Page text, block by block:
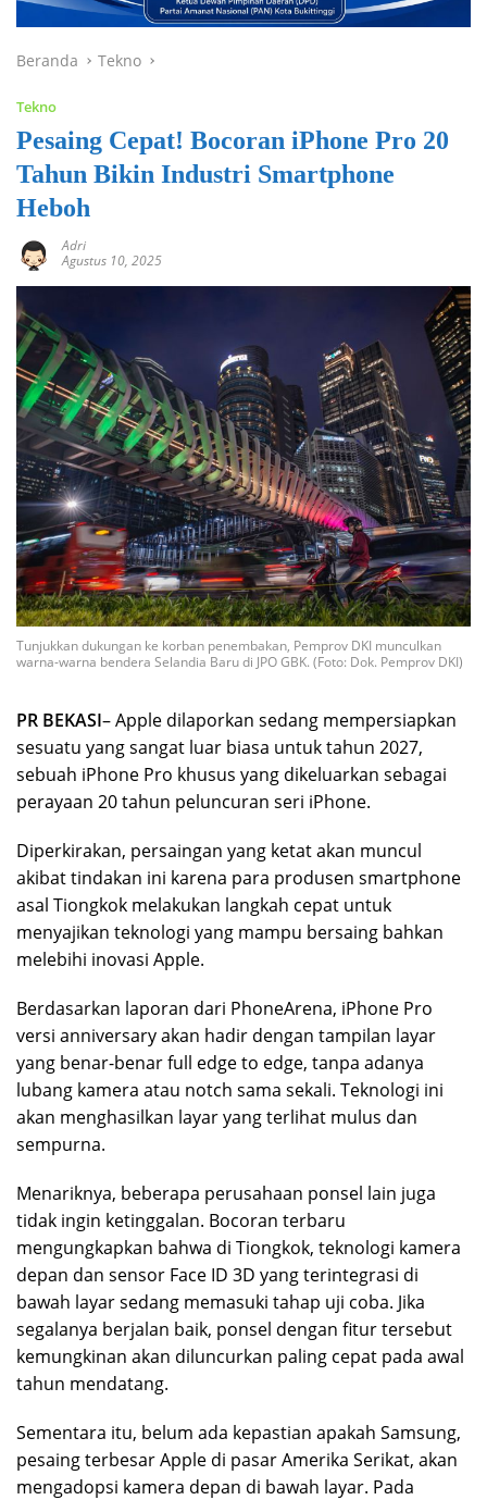
Beranda Tekno
Tekno
Pesaing Cepat! Bocoran iPhone Pro 20
Tahun Bikin Industri Smartphone
Heboh
Adri
Agustus 10, 2025
Tunjukkan dukungan ke korban penembakan, Pemprov DKI munculkan
warna-warna bendera Selandia Baru di JPO GBK. (Foto: Dok. Pemprov DKI)
PR BEKASI– Apple dilaporkan sedang mempersiapkan
sesuatu yang sangat luar biasa untuk tahun 2027,
sebuah iPhone Pro khusus yang dikeluarkan sebagai
perayaan 20 tahun peluncuran seri iPhone.
Diperkirakan, persaingan yang ketat akan muncul
akibat tindakan ini karena para produsen smartphone
asal Tiongkok melakukan langkah cepat untuk
menyajikan teknologi yang mampu bersaing bahkan
melebihi inovasi Apple.
Berdasarkan laporan dari PhoneArena, iPhone Pro
versi anniversary akan hadir dengan tampilan layar
yang benar-benar full edge to edge, tanpa adanya
lubang kamera atau notch sama sekali. Teknologi ini
akan menghasilkan layar yang terlihat mulus dan
sempurna.
Menariknya, beberapa perusahaan ponsel lain juga
tidak ingin ketinggalan. Bocoran terbaru
mengungkapkan bahwa di Tiongkok, teknologi kamera
depan dan sensor Face ID 3D yang terintegrasi di
bawah layar sedang memasuki tahap uji coba. Jika
segalanya berjalan baik, ponsel dengan fitur tersebut
kemungkinan akan diluncurkan paling cepat pada awal
tahun mendatang.
Sementara itu, belum ada kepastian apakah Samsung,
pesaing terbesar Apple di pasar Amerika Serikat, akan
mengadopsi kamera depan di bawah layar. Pada